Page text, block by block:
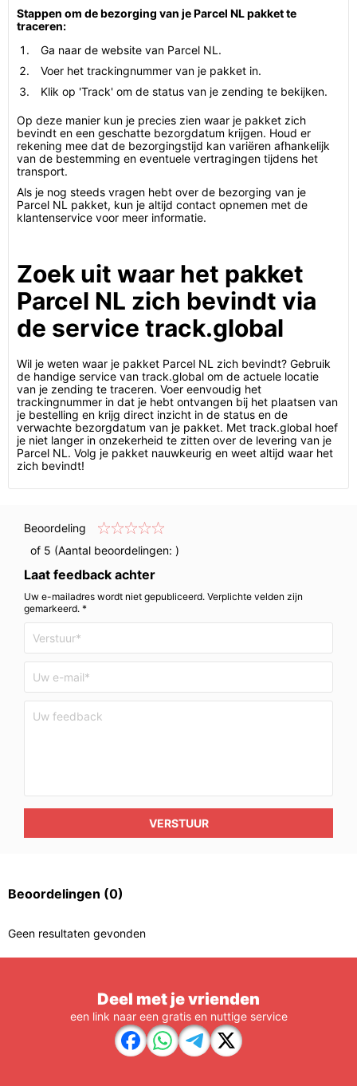
Stappen om de bezorging van je Parcel NL pakket te
traceren:
Ga naar de website van Parcel NL.
Voer het trackingnummer van je pakket in.
Klik op 'Track' om de status van je zending te bekijken.
Op deze manier kun je precies zien waar je pakket zich
bevindt en een geschatte bezorgdatum krijgen. Houd er
rekening mee dat de bezorgingstijd kan variëren afhankelijk
van de bestemming en eventuele vertragingen tijdens het
transport.
Als je nog steeds vragen hebt over de bezorging van je
Parcel NL pakket, kun je altijd contact opnemen met de
klantenservice voor meer informatie.
Zoek uit waar het pakket
Parcel NL zich bevindt via
de service track.global
Wil je weten waar je pakket Parcel NL zich bevindt? Gebruik
de handige service van track.global om de actuele locatie
van je zending te traceren. Voer eenvoudig het
trackingnummer in dat je hebt ontvangen bij het plaatsen van
je bestelling en krijg direct inzicht in de status en de
verwachte bezorgdatum van je pakket. Met track.global hoef
je niet langer in onzekerheid te zitten over de levering van je
Parcel NL. Volg je pakket nauwkeurig en weet altijd waar het
zich bevindt!
Beoordeling
of 5 (Aantal beoordelingen: )
Laat feedback achter
Uw e-mailadres wordt niet gepubliceerd. Verplichte velden zijn
gemarkeerd. *
VERSTUUR
Beoordelingen (0)
Geen resultaten gevonden
Deel met je vrienden
een link naar een gratis en nuttige service